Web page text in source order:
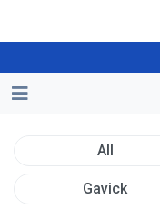
All
Gavick